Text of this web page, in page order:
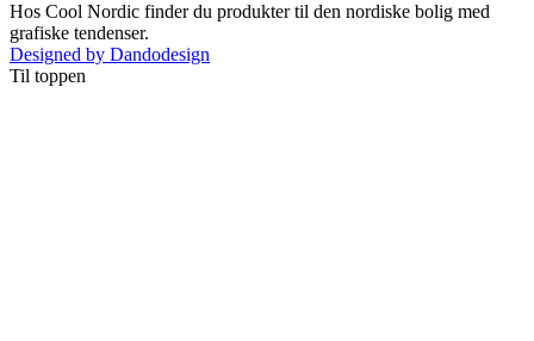
Hos Cool Nordic finder du produkter til den nordiske bolig med
grafiske tendenser.
Designed by Dandodesign
Til toppen